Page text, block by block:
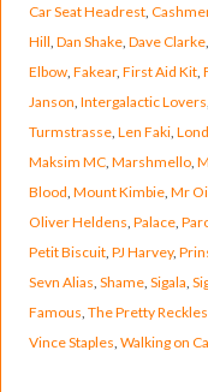
Car Seat Headrest,
Hill Dan Shake, Dave Clarke,
Elbow, Fakear, First Aid Kit,
Janson Intergalactic Lovers
Turmstrasse, Len Faki,
Maksim MC, Marshmello,
Blood Mount Kimbie, Mr
Oliver Heldens Palace,
Petit Biscuit, PJ Harvey,
Sevn Alias Shame, Sigala
Famous The Pretty
Vince Staples Walking on